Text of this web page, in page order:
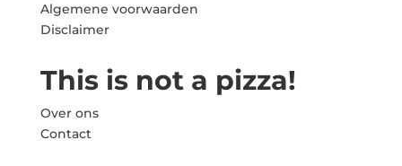
Algemene voorwaarden
Disclaimer
This is not a pizza!
Over ons
Contact